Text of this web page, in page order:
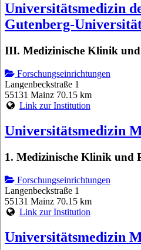
Universitätsmedizin
Gutenberg-
III. Medizinische Klinik
Forschungseinrichtungen
Langenbeckstraße 1
55131 Mainz 70.15 km
Link zur Institution
Universitätsmedizin
1. Medizinische Klinik und
Forschungseinrichtungen
Langenbeckstraße 1
55131 Mainz 70.15 km
Link zur Institution
Universitätsmedizin